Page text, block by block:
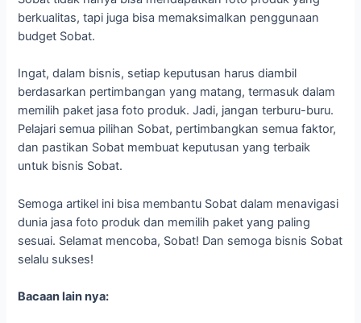
berkualitas, tapi juga bisa memaksimalkan penggunaan
budget Sobat.
Ingat, dalam bisnis, setiap keputusan harus diambil
berdasarkan pertimbangan yang matang, termasuk dalam
memilih paket jasa foto produk. Jadi, jangan terburu-buru.
Pelajari semua pilihan Sobat, pertimbangkan semua faktor,
dan pastikan Sobat membuat keputusan yang terbaik
untuk bisnis Sobat.
Semoga artikel ini bisa membantu Sobat dalam menavigasi
dunia jasa foto produk dan memilih paket yang paling
sesuai. Selamat mencoba, Sobat! Dan semoga bisnis Sobat
selalu sukses!
Bacaan lain nya: